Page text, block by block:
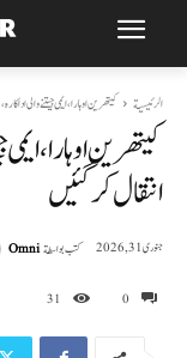
الرئيسية کیتھرین اوہارا، ایمی جیتنے والی اداکارہ، 71 سال کی عمر میں انتقال...
انتقال کر گئیں
0
31
جنوری 31, 2026 كتب بواسطةOmni